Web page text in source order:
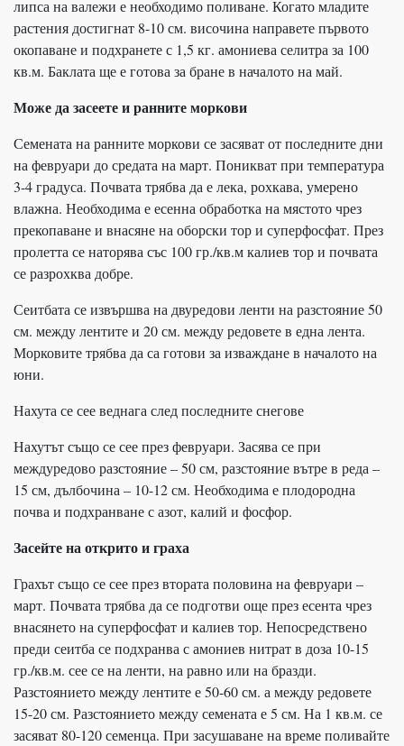
липса на валежи е необходимо поливане. Когато младите
растения достигнат 8-10 см. височина направете първото
окопаване и подхранете с 1,5 кг. амониева селитра за 100
кв.м. Баклата ще е готова за бране в началото на май.
Може да засеете и ранните моркови
Семената на ранните моркови се засяват от последните дни
на февруари до средата на март. Поникват при температура
3-4 градуса. Почвата трябва да е лека, рохкава, умерено
влажна. Необходима е есенна обработка на мястото чрез
прекопаване и внасяне на оборски тор и суперфосфат. През
пролетта се наторява със 100 гр./кв.м калиев тор и почвата
се разрохква добре.
Сеитбата се извършва на двуредови ленти на разстояние 50
см. между лентите и 20 см. между редовете в една лента.
Морковите трябва да са готови за изваждане в началото на
юни.
Нахута се сее веднага след последните снегове
Нахутът също се сее през февруари. Засява се при
междуредово разстояние – 50 см, разстояние вътре в реда –
15 см, дълбочина – 10-12 см. Необходима е плодородна
почва и подхранване с азот, калий и фосфор.
Засейте на открито и граха
Грахът също се сее през втората половина на февруари –
март. Почвата трябва да се подготви още през есента чрез
внасянето на суперфосфат и калиев тор. Непосредствено
преди сеитба се подхранва с амониев нитрат в доза 10-15
гр./кв.м. сее се на ленти, на равно или на бразди.
Разстоянието между лентите е 50-60 см. а между редовете
15-20 см. Разстоянието между семената е 5 см. На 1 кв.м. се
засяват 80-120 семенца. При засушаване на време поливайте